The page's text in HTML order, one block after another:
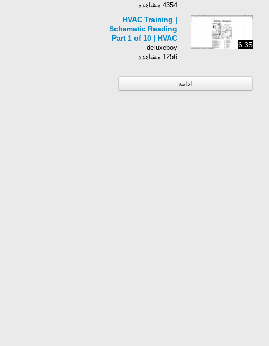
4354 مشاهده
6:35
HVAC Training |
Schematic Reading
Part 1 of 10 | HVAC
Training Soltuions
deluxeboy
1256 مشاهده
ادامه